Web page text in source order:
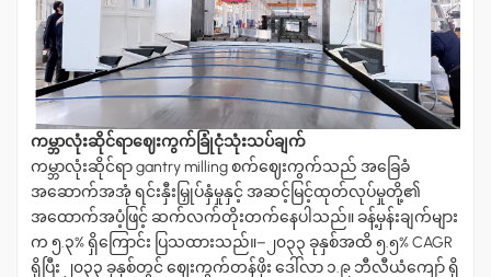
ကမ္ဘာလုံးဆိုင်ရာဈေးကွက်ခြုံငုံသုံးသပ်ချက်
ကမ္ဘာလုံးဆိုင်ရာ gantry milling စက်ဈေးကွက်သည် အခြေခံ
အဆောက်အအုံ ရင်းနှီးမြှုပ်နှံမှုနှင့် အဆင့်မြင့်ထုတ်လုပ်မှုတို့၏
အထောက်အပံ့ဖြင့် ဆက်လက်တိုးတက်နေပါသည်။ ခန့်မှန်းချက်များ
က ၅.၃% ရှိကြောင်း ပြသထားသည်။– ၂၀၃၃ ခုနှစ်အထိ ၅.၅% CAGR
ရှိပြီး ၂၀၃၃ ခုနှစ်တွင် ဈေးကွက်တန်ဖိုး ဒေါ်လာ ၁.၉ ဘီလီယံကျော် ရှိ